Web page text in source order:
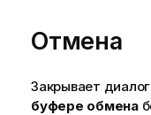
Отмена
Закрывает
буфере обмена